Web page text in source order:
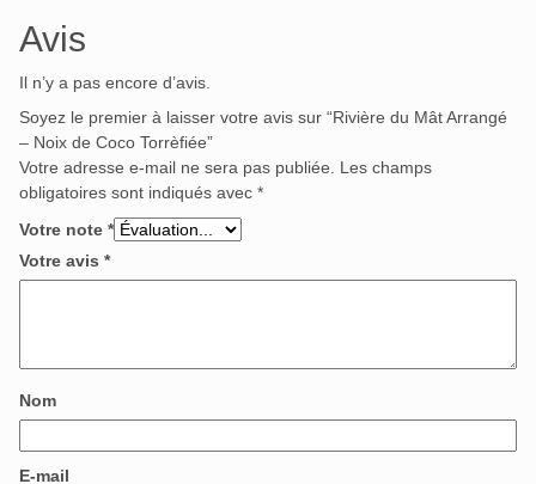
Avis
Il n’y a pas encore d’avis.
Soyez le premier à laisser votre avis sur “Rivière du Mât Arrangé
– Noix de Coco Torrèfiée”
Votre adresse e-mail ne sera pas publiée.
Les champs
obligatoires sont indiqués avec *
Votre note *
Votre avis *
Nom
E-mail